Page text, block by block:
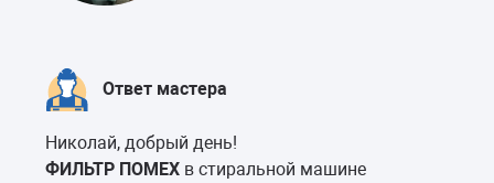
Ответ мастера
Николай, добрый день!
ФИЛЬТР ПОМЕХ в стиральной машине